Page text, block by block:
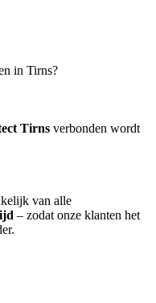
in Tirns?
Tirns verbonden wordt
van alle
– zodat onze klanten het